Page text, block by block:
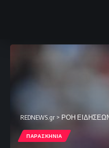
REDNEWS.gr > ΡΟΗ
ΠΑΡΑΣΚΗΝΙΑ